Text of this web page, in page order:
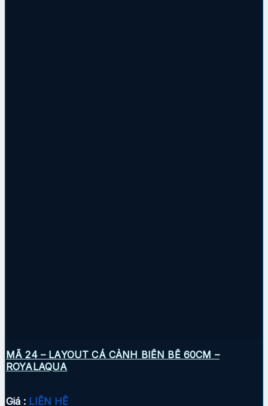
MÃ 24 – LAYOUT CÁ CẢNH BIỂN BỂ 60CM –
ROYALAQUA
Giá : LIÊN HỆ